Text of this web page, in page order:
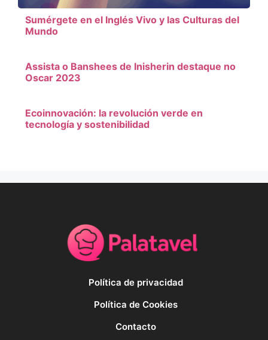
Sumérgete en el Inglés Vivo y las Culturas del
Mundo
Assista o Banshees de Inisherin destaque no
Oscar 2023
Ecoinnovación: la revolución verde en
tecnología y sostenibilidad
Política de privacidad
Política de Cookies
Contacto